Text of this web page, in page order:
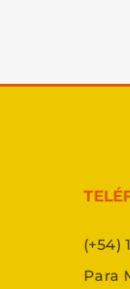
(+54)
Para